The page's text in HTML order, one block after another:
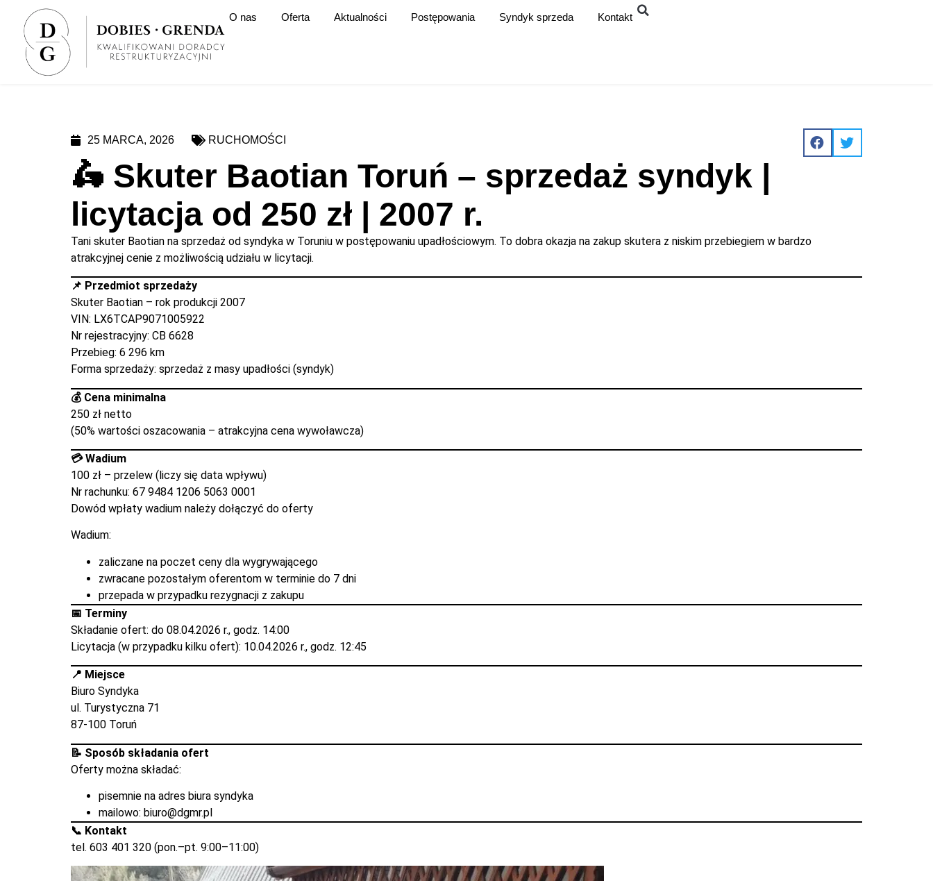
O nas Oferta Aktualności Postępowania Syndyk sprzeda Kontakt
25 MARCA, 2026 RUCHOMOŚCI
🛵 Skuter Baotian Toruń – sprzedaż syndyk |
licytacja od 250 zł | 2007 r.
Tani skuter Baotian na sprzedaż od syndyka w Toruniu w postępowaniu upadłościowym. To dobra okazja na zakup skutera z niskim przebiegiem w bardzo
atrakcyjnej cenie z możliwością udziału w licytacji.
📌 Przedmiot sprzedaży
Skuter Baotian – rok produkcji 2007
VIN: LX6TCAP9071005922
Nr rejestracyjny: CB 6628
Przebieg: 6 296 km
Forma sprzedaży: sprzedaż z masy upadłości (syndyk)
💰 Cena minimalna
250 zł netto
(50% wartości oszacowania – atrakcyjna cena wywoławcza)
💳 Wadium
100 zł – przelew (liczy się data wpływu)
Nr rachunku: 67 9484 1206 5063 0001
Dowód wpłaty wadium należy dołączyć do oferty
Wadium:
zaliczane na poczet ceny dla wygrywającego
zwracane pozostałym oferentom w terminie do 7 dni
przepada w przypadku rezygnacji z zakupu
📅 Terminy
Składanie ofert: do 08.04.2026 r., godz. 14:00
Licytacja (w przypadku kilku ofert): 10.04.2026 r., godz. 12:45
📍 Miejsce
Biuro Syndyka
ul. Turystyczna 71
87-100 Toruń
📝 Sposób składania ofert
Oferty można składać:
pisemnie na adres biura syndyka
mailowo: biuro@dgmr.pl
📞 Kontakt
tel. 603 401 320 (pon.–pt. 9:00–11:00)